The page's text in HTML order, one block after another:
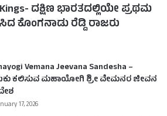
Kings- ದಕ್ಷಿಣ ಭಾರತದಲ್ಲಿಯೇ ಪ್ರಥಮ
ಕೊಂಗನಾಡು ರೆಡ್ಡಿ ರಾಜರು
Vemana Jeevana Sandesha –
ಕಲಿಸುವ ಮಹಾಯೋಗಿ ಶ್ರೀ ವೇಮನರ ಜೀವನ
17, 2026